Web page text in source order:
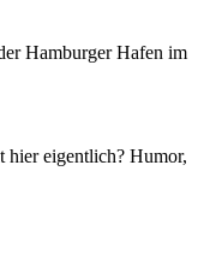
Hamburger Hafen im
hier eigentlich? Humor,